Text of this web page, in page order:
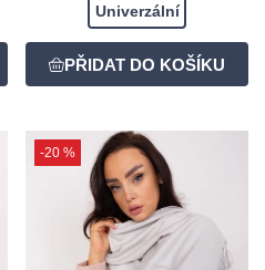
Univerzální
-20 %